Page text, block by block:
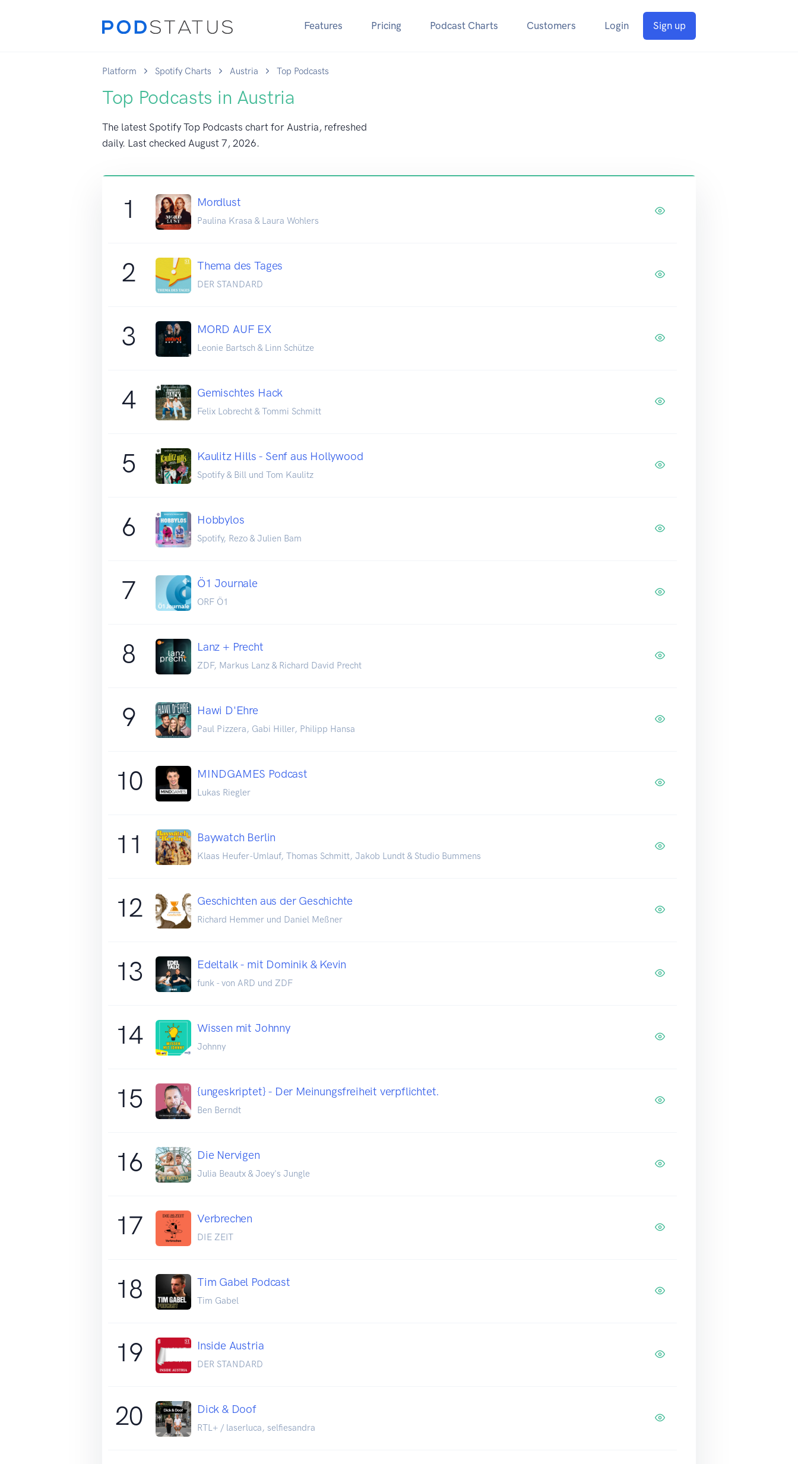
Features Pricing Podcast Charts Customers Login Sign up
Platform Spotify Charts Austria Top Podcasts
Top Podcasts in Austria
The latest Spotify Top Podcasts chart for Austria, refreshed
daily. Last checked August 7, 2026.
1 Mordlust
Paulina Krasa & Laura Wohlers
2 Thema des Tages
DER STANDARD
3 MORD AUF EX
Leonie Bartsch & Linn Schütze
4 Gemischtes Hack
Felix Lobrecht & Tommi Schmitt
5 Kaulitz Hills - Senf aus Hollywood
Spotify & Bill und Tom Kaulitz
6 Hobbylos
Spotify, Rezo & Julien Bam
7 Ö1 Journale
ORF Ö1
8 Lanz + Precht
ZDF, Markus Lanz & Richard David Precht
9 Hawi D'Ehre
Paul Pizzera, Gabi Hiller, Philipp Hansa
10 MINDGAMES Podcast
Lukas Riegler
11 Baywatch Berlin
Klaas Heufer-Umlauf, Thomas Schmitt, Jakob Lundt & Studio Bummens
12 Geschichten aus der Geschichte
Richard Hemmer und Daniel Meßner
13 Edeltalk - mit Dominik & Kevin
funk - von ARD und ZDF
14 Wissen mit Johnny
Johnny
15 {ungeskriptet} - Der Meinungsfreiheit verpflichtet.
Ben Berndt
16 Die Nervigen
Julia Beautx & Joey's Jungle
17 Verbrechen
DIE ZEIT
18 Tim Gabel Podcast
Tim Gabel
19 Inside Austria
DER STANDARD
20 Dick & Doof
RTL+ / laserluca, selfiesandra